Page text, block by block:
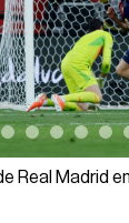
Real Madrid